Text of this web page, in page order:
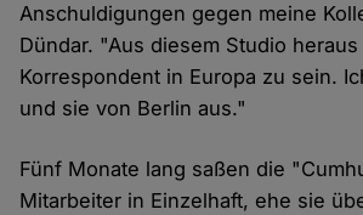
Anschuldigungen gegen meine
Dündar. "Aus diesem Studio
Korrespondent in Europa zu sein.
und sie von Berlin aus."
Fünf Monate lang saßen die
Mitarbeiter in Einzelhaft, ehe sie